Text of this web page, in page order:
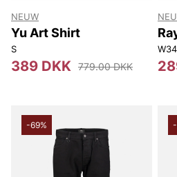
NEUW
Yu Art Shirt
S
389 DKK 779.00 DKK
-69%